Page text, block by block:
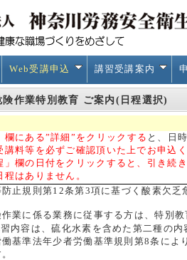
Web受講申込 講習受講案内
作業特別教育 ご案内(日程選択)
欄にある”詳細”をクリックする と、日
講料等を必ずご確認頂いた上でお申込
」欄の日付をクリックすると、引き続
はありません。
止規則第12条第3項に基づく酸素欠
業に係る業務に従事する方は、特別
内容は、硫化水素を含めた第二種の内
基準法年少者労働基準規則第8条に